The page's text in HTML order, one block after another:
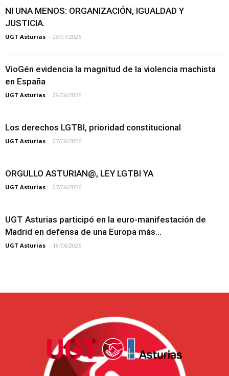
NI UNA MENOS: ORGANIZACIÓN, IGUALDAD Y
JUSTICIA.
UGT Asturias - 28/07/2026
VioGén evidencia la magnitud de la violencia machista
en España
UGT Asturias - 29/06/2026
Los derechos LGTBI, prioridad constitucional
UGT Asturias - 27/06/2026
ORGULLO ASTURIAN@, LEY LGTBI YA
UGT Asturias - 27/06/2026
UGT Asturias participó en la euro-manifestación de
Madrid en defensa de una Europa más...
UGT Asturias - 18/06/2026